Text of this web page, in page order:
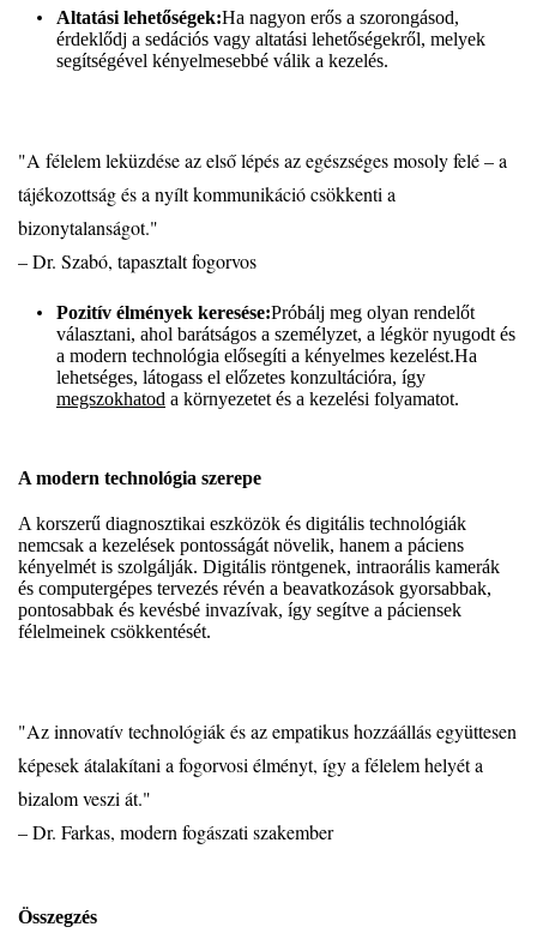
Altatási lehetőségek:Ha nagyon erős a szorongásod,
érdeklődj a sedációs vagy altatási lehetőségekről, melyek
segítségével kényelmesebbé válik a kezelés.
"A félelem leküzdése az első lépés az egészséges mosoly felé – a
tájékozottság és a nyílt kommunikáció csökkenti a
bizonytalanságot."
– Dr. Szabó, tapasztalt fogorvos
Pozitív élmények keresése:Próbálj meg olyan rendelőt
választani, ahol barátságos a személyzet, a légkör nyugodt és
a modern technológia elősegíti a kényelmes kezelést.Ha
lehetséges, látogass el előzetes konzultációra, így
megszokhatod a környezetet és a kezelési folyamatot.
A modern technológia szerepe
A korszerű diagnosztikai eszközök és digitális technológiák
nemcsak a kezelések pontosságát növelik, hanem a páciens
kényelmét is szolgálják. Digitális röntgenek, intraorális kamerák
és computergépes tervezés révén a beavatkozások gyorsabbak,
pontosabbak és kevésbé invazívak, így segítve a páciensek
félelmeinek csökkentését.
"Az innovatív technológiák és az empatikus hozzáállás együttesen
képesek átalakítani a fogorvosi élményt, így a félelem helyét a
bizalom veszi át."
– Dr. Farkas, modern fogászati szakember
Összegzés